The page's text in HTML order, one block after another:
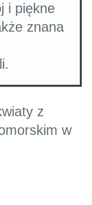
i piękne
znana
z
w